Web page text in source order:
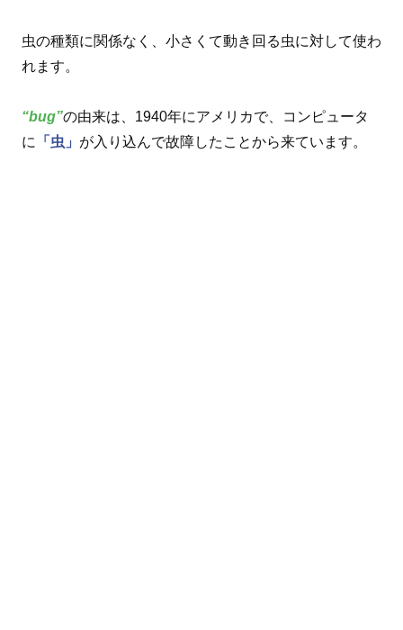
虫の種類に関係なく、小さくて動き回る虫に対して使わ
れます。
“bug”の由来は、1940年にアメリカで、コンピュータ
に
「虫」 が入り込んで故障したことから来ています。